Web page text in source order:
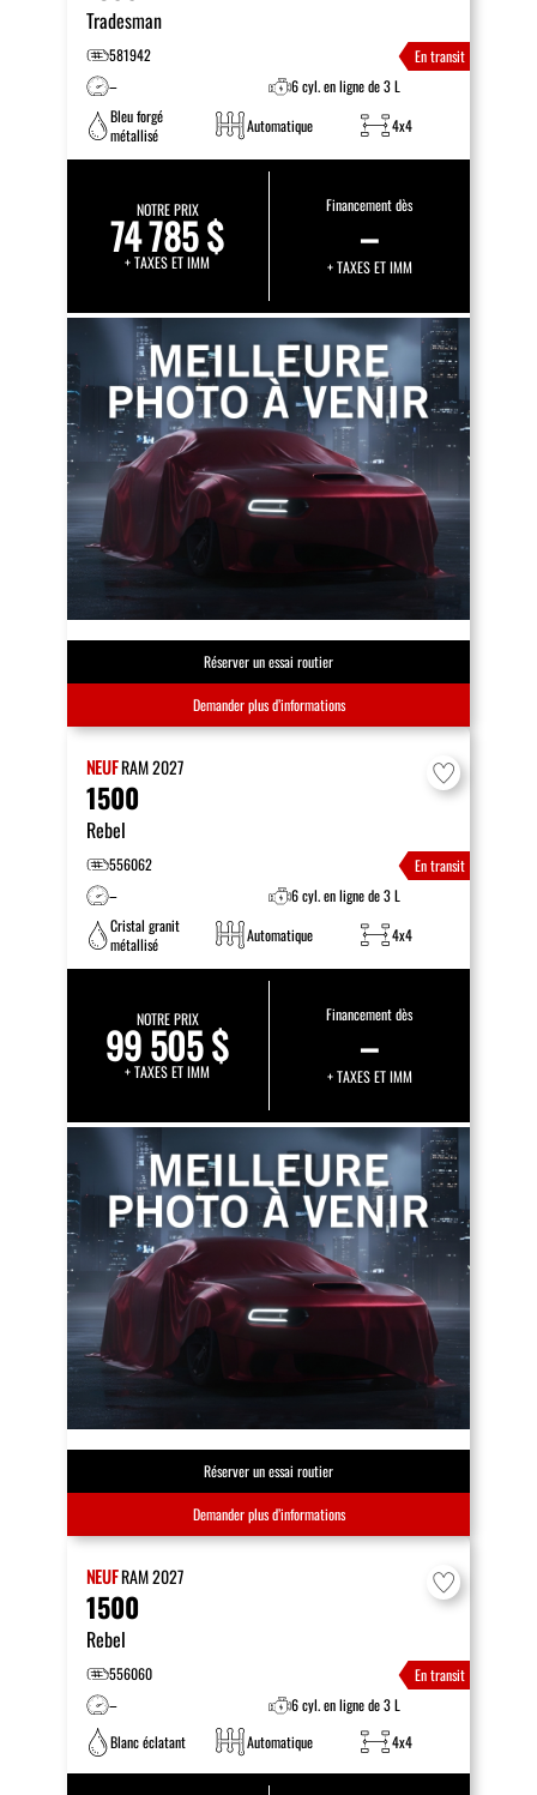
Tradesman
581942
En transit
–
6 cyl. en ligne de 3 L
Bleu forgé
métallisé
Automatique 4x4
NOTRE PRIX
74 785 $
+ TAXES ET IMM
Financement dès
–
+ TAXES ET IMM
Réserver un essai routier
Demander plus d’informations
NEUFRAM2027
1500
Rebel
556062
En transit
–
6 cyl. en ligne de 3 L
Cristal granit
métallisé
Automatique 4x4
NOTRE PRIX
99 505 $
+ TAXES ET IMM
Financement dès
–
+ TAXES ET IMM
Réserver un essai routier
Demander plus d’informations
NEUFRAM2027
1500
Rebel
556060
En transit
–
6 cyl. en ligne de 3 L
Blanc éclatant
Automatique 4x4